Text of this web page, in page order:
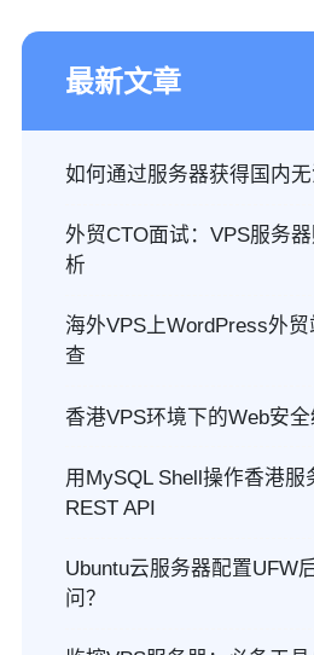
最新文章
如何通过服务器获得国内
外贸CTO面试：VPS服务
析
海外VPS上WordPress外
查
香港VPS环境下的Web安
用MySQL Shell操作香港服
REST API
Ubuntu云服务器配置UFW
问？